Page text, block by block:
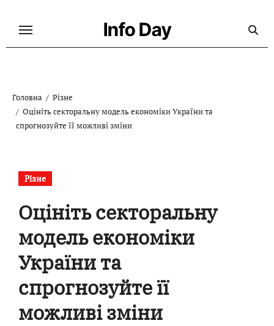
Info Day
Головна
Різне
Оцініть секторальну модель економіки України та
спрогнозуйте її можливі зміни
Різне
Оцініть секторальну
модель економіки
України та
спрогнозуйте її
можливі зміни